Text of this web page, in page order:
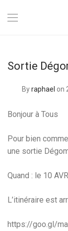
Sortie
Byraphael on
Bonjour à Tous
Pour bien
une sortie
Quand : le 10
L’itinéraire est
https://goo.gl/